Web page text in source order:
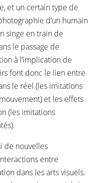
et un certain type de
d’un humain
singe en train de
le passage de
à l’implication de
font donc le lien entre
le réel (les imitations
et les effets
(les imitations
de nouvelles
entre
dans les arts visuels.